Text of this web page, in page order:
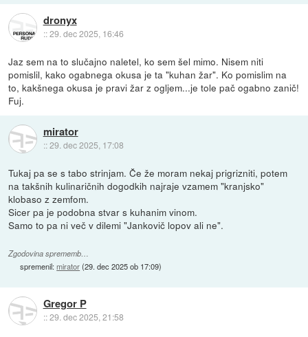
dronyx
::29. dec 2025, 16:46
Jaz sem na to slučajno naletel, ko sem šel mimo. Nisem niti
pomislil, kako ogabnega okusa je ta "kuhan žar". Ko pomislim na
to, kakšnega okusa je pravi žar z ogljem...je tole pač ogabno zanič!
Fuj.
mirator
::29. dec 2025, 17:08
Tukaj pa se s tabo strinjam. Če že moram nekaj prigrizniti, potem
na takšnih kulinaričnih dogodkih najraje vzamem "kranjsko"
klobaso z zemfom.
Sicer pa je podobna stvar s kuhanim vinom.
Samo to pa ni več v dilemi "Jankovič lopov ali ne".
Zgodovina sprememb…
spremenil:mirator(29. dec 2025 ob 17:09)
Gregor P
::29. dec 2025, 21:58